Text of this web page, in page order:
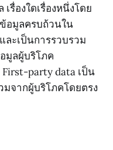
รื่องใดเรื่องหนึ่งโดย
อมูลครบถ้วนใน
ละเป็นการรวบรวม
มูลผู้บริโภค
First-party data เป็น
มจากผู้บริโภคโดยตรง